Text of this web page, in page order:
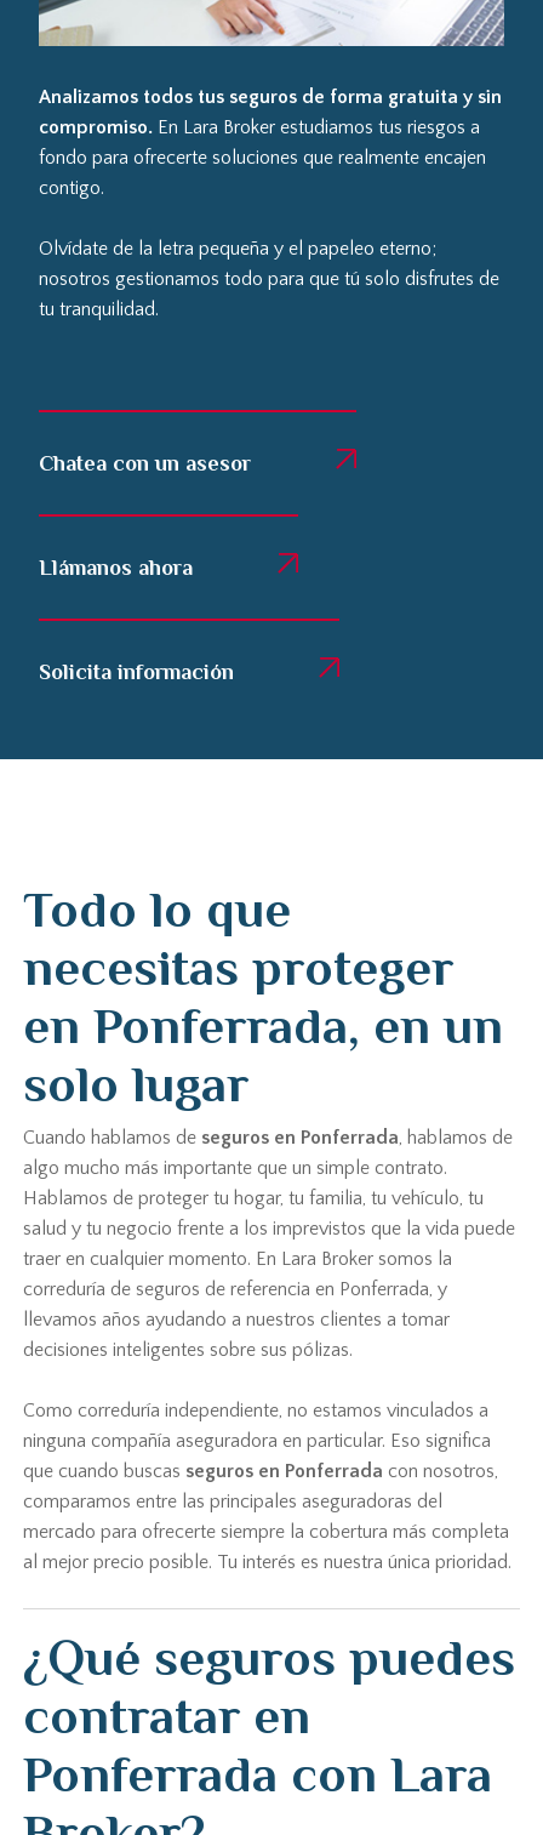
Analizamos todos tus seguros de forma gratuita y sin
compromiso.En Lara Broker estudiamos tus riesgos a
fondo para ofrecerte soluciones que realmente encajen
contigo.
Olvídate de la letra pequeña y el papeleo eterno;
nosotros gestionamos todo para que tú solo disfrutes de
tu tranquilidad.
Chatea con un asesor
Llámanos ahora
Solicita información
Todo lo que
necesitas proteger
en Ponferrada, en un
solo lugar
Cuando hablamos de seguros en Ponferrada, hablamos de
algo mucho más importante que un simple contrato.
Hablamos de proteger tu hogar, tu familia, tu vehículo, tu
salud y tu negocio frente a los imprevistos que la vida puede
traer en cualquier momento. En Lara Broker somos la
correduría de seguros de referencia en Ponferrada, y
llevamos años ayudando a nuestros clientes a tomar
decisiones inteligentes sobre sus pólizas.
Como correduría independiente, no estamos vinculados a
ninguna compañía aseguradora en particular. Eso significa
que cuando buscas seguros en Ponferrada con nosotros,
comparamos entre las principales aseguradoras del
mercado para ofrecerte siempre la cobertura más completa
al mejor precio posible. Tu interés es nuestra única prioridad.
¿Qué seguros puedes
contratar en
Ponferrada con Lara